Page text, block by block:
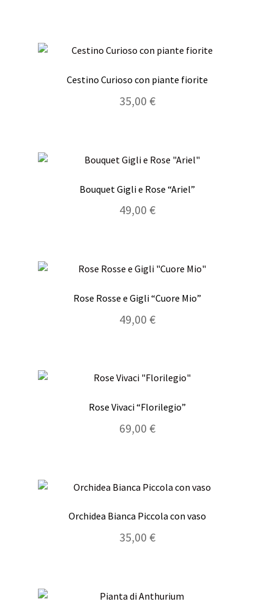
Cestino Curioso con piante fiorite
35,00 €
Bouquet Gigli e Rose “Ariel”
49,00 €
Rose Rosse e Gigli “Cuore Mio”
49,00 €
Rose Vivaci “Florilegio”
69,00 €
Orchidea Bianca Piccola con vaso
35,00 €